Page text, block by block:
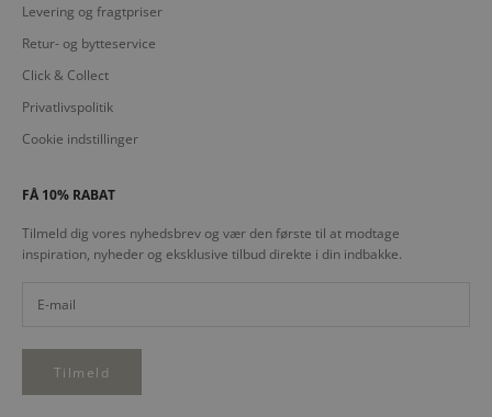
Levering og fragtpriser
Retur- og bytteservice
Click & Collect
Privatlivspolitik
Cookie indstillinger
FÅ 10% RABAT
Tilmeld dig vores nyhedsbrev og vær den første til at modtage
inspiration, nyheder og eksklusive tilbud direkte i din indbakke.
Tilmeld